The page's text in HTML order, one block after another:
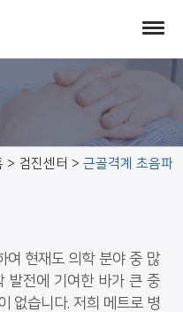
음파
> 검진센터 > 근골격계 초음파
여 현재도 의학 분야 중 많
발전에 기여한 바가 큰 중
없습니다. 저희 메트로 병